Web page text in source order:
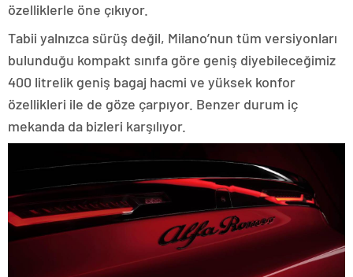
özelliklerle öne çıkıyor.
Tabii yalnızca sürüş değil, Milano’nun tüm versiyonları
bulunduğu kompakt sınıfa göre geniş diyebileceğimiz
400 litrelik geniş bagaj hacmi ve yüksek konfor
özellikleri ile de göze çarpıyor. Benzer durum iç
mekanda da bizleri karşılıyor.